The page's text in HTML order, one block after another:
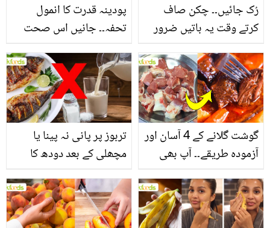
پودینہ قدرت کا انمول
تحفہ۔۔ جانیں اس صحت
انگیز طبی فوائد
رُک جائیں۔۔ چکن صاف
کرتے وقت یہ باتیں ضرور
تربوز پر پانی نہ پینا یا
مچھلی کے بعد دودھ کا
سے متعلق غلط فہمیوں کی
حقیقت کیا ہے اور افواہ
گوشت گلانے کے 4 آسان اور
آزمودہ طریقے۔۔ آپ بھی
بتائے راز